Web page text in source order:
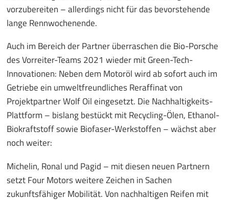
vorzubereiten – allerdings nicht für das bevorstehende
lange Rennwochenende.
Auch im Bereich der Partner überraschen die Bio-Porsche
des Vorreiter-Teams 2021 wieder mit Green-Tech-
Innovationen: Neben dem Motoröl wird ab sofort auch im
Getriebe ein umweltfreundliches Reraffinat von
Projektpartner Wolf Oil eingesetzt. Die Nachhaltigkeits-
Plattform – bislang bestückt mit Recycling-Ölen, Ethanol-
Biokraftstoff sowie Biofaser-Werkstoffen – wächst aber
noch weiter:
Michelin, Ronal und Pagid – mit diesen neuen Partnern
setzt Four Motors weitere Zeichen in Sachen
zukunftsfähiger Mobilität. Von nachhaltigen Reifen mit